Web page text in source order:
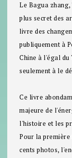
Le Bagua
plus secret des
livre des
publiquement à
Chine à l'égal du
seulement à le
Ce livre
majeure de
l'histoire et les
Pour la
cents photos,